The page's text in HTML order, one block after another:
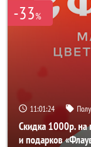
-33%
11:01:23
Скидка 1000р. на
и подарков